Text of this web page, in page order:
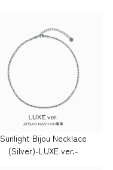
Sunlight Bijou Necklace
(Silver)-LUXE ver.-